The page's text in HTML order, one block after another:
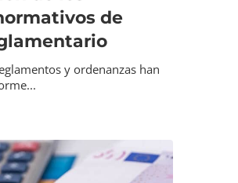
de
y ordenanzas han